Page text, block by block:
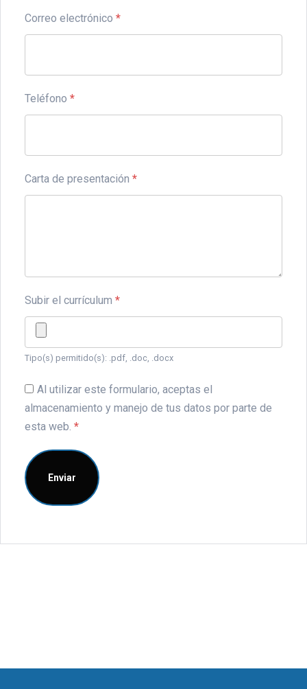
Correo electrónico *
Teléfono *
Carta de presentación *
Subir el currículum *
Tipo(s) permitido(s): .pdf, .doc, .docx
Al utilizar este formulario, aceptas el
almacenamiento y manejo de tus datos por parte de
esta web. *